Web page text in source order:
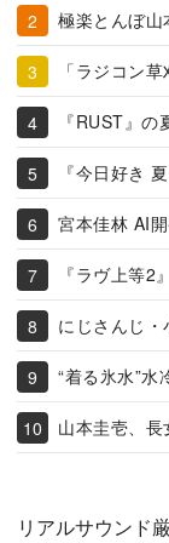
極楽とんぼ山
「ラジコン
『RUST』
『今日好き
宮本佳林 AI
『ラヴ上等2
にじさんじ
“着る氷水”
山本圭壱、長
リアルサウンド